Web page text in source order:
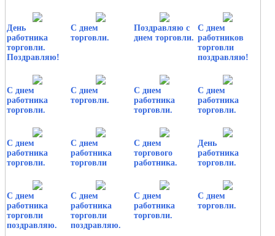
День
работника
торговли.
Поздравляю!
С днем
торговли.
Поздравляю с
днем торговли.
С днем
работников
торговли
поздравляю!
С днем
работника
торговли.
С днем
торговли.
С днем
работника
торговли.
С днем
работника
торговли.
С днем
работника
торговли.
С днем
работника
торговли
С днем
торгового
работника.
День
работника
торговли.
С днем
работника
торговли
поздравляю.
С днем
работника
торговли
поздравляю.
С днем
работника
торговли.
С днем
торговли.